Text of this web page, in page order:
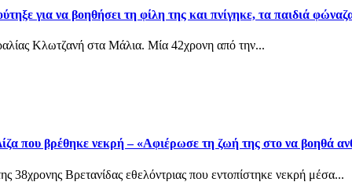
για να βοηθήσει τη φίλη της και πνίγηκε, τα παιδιά
Κλωτζανή στα Μάλια. Μία 42χρονη από την...
που βρέθηκε νεκρή – «Αφιέρωσε τη ζωή της στο να βοηθά
38χρονης Βρετανίδας εθελόντριας που εντοπίστηκε νεκρή μέσα...